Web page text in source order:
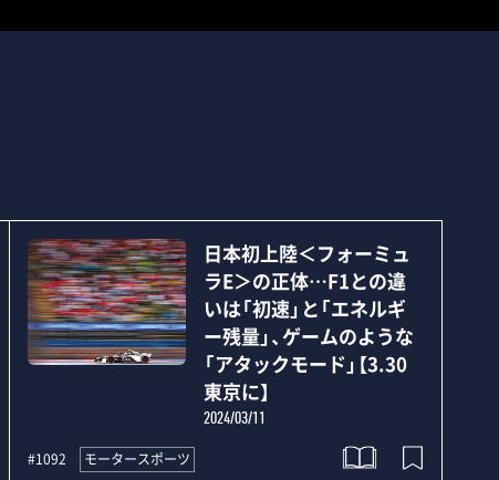
日本初上陸＜フォーミュ
ラE＞の正体…F1との違
いは「初速」と「エネルギ
ー残量」、ゲームのような
「アタックモード」【3.30
東京に】
2024/03/11
#1092 モータースポーツ